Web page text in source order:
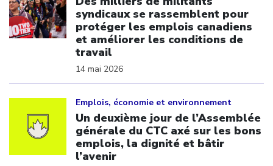
syndicaux se rassemblent pour
protéger les emplois canadiens
et améliorer les conditions de
travail
14 mai 2026
Emplois, économie et environnement
Un deuxième jour de l’Assemblée
générale du CTC axé sur les bons
emplois, la dignité et bâtir
l’avenir